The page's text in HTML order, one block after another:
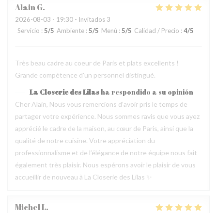
AlainG
2026-08-03 - 19:30 - Invitados 3
Servicio : 5/5 Ambiente : 5/5 Menú : 5/5 Calidad / Precio : 4/5
Très beau cadre au coeur de Paris et plats excellents !
Grande compétence d'un personnel distingué.
La Closerie des Lilasha respondido a su opinión
Cher Alain, Nous vous remercions d’avoir pris le temps de
partager votre expérience. Nous sommes ravis que vous ayez
apprécié le cadre de la maison, au cœur de Paris, ainsi que la
qualité de notre cuisine. Votre appréciation du
professionnalisme et de l’élégance de notre équipe nous fait
également très plaisir. Nous espérons avoir le plaisir de vous
accueillir de nouveau à La Closerie des Lilas ✨
MichelL